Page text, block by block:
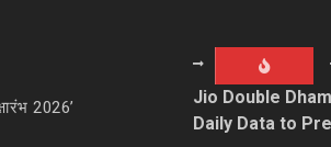
2026’
Jio Double
Daily Data to